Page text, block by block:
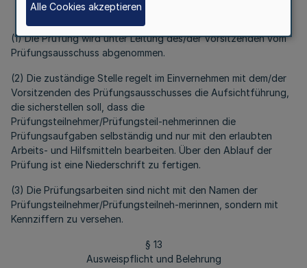
Leitung und Aufsicht
(1) Die Prüfung wird unter Leitung des/der Vorsitzenden vom
Prüfungsausschuss abgenommen.
(2) Die zuständige Stelle regelt im Einvernehmen mit dem/der
Vorsitzenden des Prüfungsausschusses die Aufsichtführung,
die sicherstellen soll, dass die
Prüfungsteilnehmer/Prüfungsteil-nehmerinnen die
Prüfungsaufgaben selbständig und nur mit den erlaubten
Arbeits- und Hilfsmitteln bearbeiten. Über den Ablauf der
Prüfung ist eine Niederschrift zu fertigen.
(3) Die Prüfungsarbeiten sind nicht mit den Namen der
Prüfungsteilnehmer/Prüfungsteilneh-merinnen, sondern mit
Kennziffern zu versehen.
§ 13
Ausweispflicht und Belehrung
Alle Cookies akzeptieren